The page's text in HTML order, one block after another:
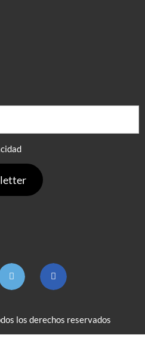
los derechos reservados